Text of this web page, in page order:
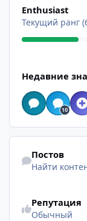
Enthusiast
Текущий ранг
Недавние
Найти контент
Постов
Найти
Репутация
Обычный